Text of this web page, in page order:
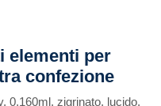
elementi per
confezione
0,160ml, zigrinato, lucido,